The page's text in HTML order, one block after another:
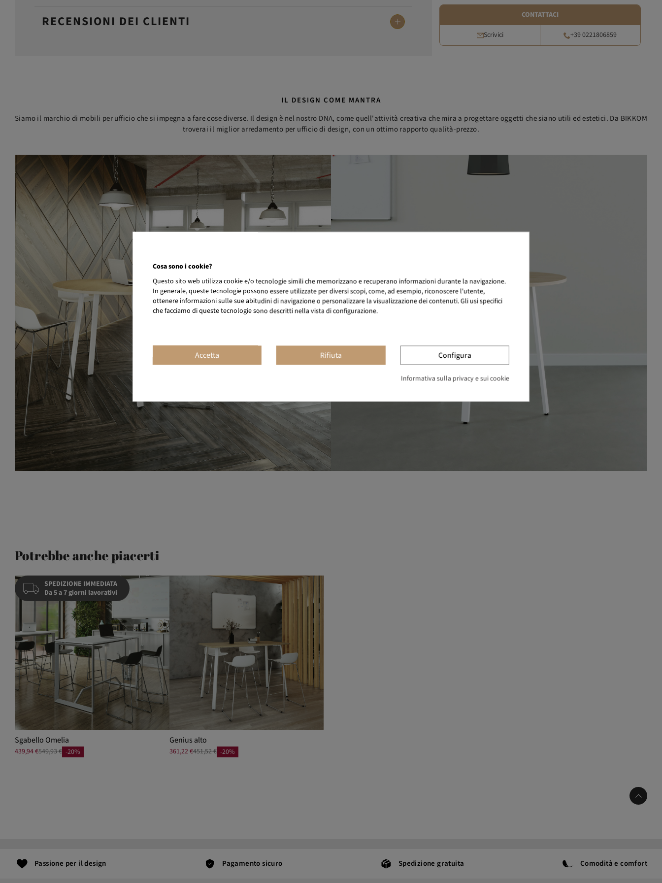
CONTATTACI
Scrivici +39 0221806859
RECENSIONI DEI CLIENTI
IL DESIGN COME MANTRA
Siamo il marchio di mobili per ufficio che si impegna a fare cose diverse. Il design è nel nostro DNA, come quell'attività creativa che mira a progettare oggetti che siano utili ed estetici. Da BIKKOM
troverai il miglior arredamento per ufficio di design, con un ottimo rapporto qualità-prezzo.
Potrebbe anche piacerti
SPEDIZIONE IMMEDIATA
Da 5 a 7 giorni lavorativi
Sgabello Omelia
439,94 €549,93 € -20%
Genius alto
361,22 €451,52 € -20%
Passione per il design Pagamento sicuro Spedizione gratuita Comodità e comfort
Cosa sono i cookie?
Questo sito web utilizza cookie e/o tecnologie simili che memorizzano e recuperano informazioni durante la navigazione.
In generale, queste tecnologie possono essere utilizzate per diversi scopi, come, ad esempio, riconoscere l'utente,
ottenere informazioni sulle sue abitudini di navigazione o personalizzare la visualizzazione dei contenuti. Gli usi specifici
che facciamo di queste tecnologie sono descritti nella vista di configurazione.
Accetta Rifiuta Configura
Informativa sulla privacy e sui cookie